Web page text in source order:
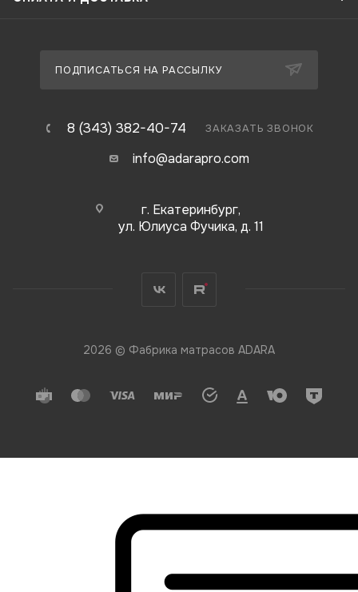
ПОДПИСАТЬСЯ НА РАССЫЛКУ
8 (343) 382-40-74 ЗАКАЗАТЬ ЗВОНОК
info@adarapro.com
г. Екатеринбург,
ул. Юлиуса Фучика, д. 11
2026 © Фабрика матрасов ADARA